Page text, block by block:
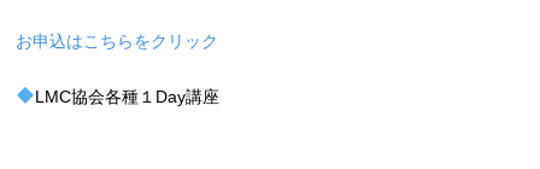
お申込はこちらをクリック
LMC協会各種１Day講座